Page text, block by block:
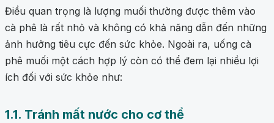
Điều quan trọng là lượng muối thường được thêm vào
cà phê là rất nhỏ và không có khả năng dẫn đến những
ảnh hưởng tiêu cực đến sức khỏe. Ngoài ra, uống cà
phê muối một cách hợp lý còn có thể đem lại nhiều lợi
ích đối với sức khỏe như:
1.1. Tránh mất nước cho cơ thể